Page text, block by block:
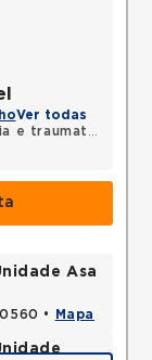
Ver todas
Asa
• Mapa